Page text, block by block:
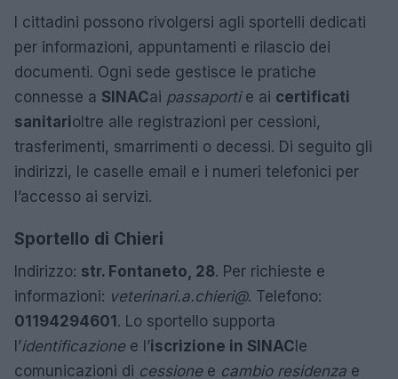
I cittadini possono rivolgersi agli sportelli dedicati
per informazioni, appuntamenti e rilascio dei
documenti. Ogni sede gestisce le pratiche
connesse a SINACai passaportie ai certificati
sanitarioltre alle registrazioni per cessioni,
trasferimenti, smarrimenti o decessi. Di seguito gli
indirizzi, le caselle email e i numeri telefonici per
l’accesso ai servizi.
Sportello di Chieri
Indirizzo: str. Fontaneto, 28. Per richieste e
informazioni: veterinari.a.chieri@. Telefono:
01194294601 . Lo sportello supporta
l’identificazionee l’iscrizione in SINAC le
comunicazioni di cessionee cambio residenza e